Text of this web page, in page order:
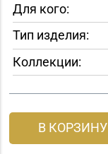
Для кого:
Тип изделия:
Коллекции:
В КОРЗИНУ